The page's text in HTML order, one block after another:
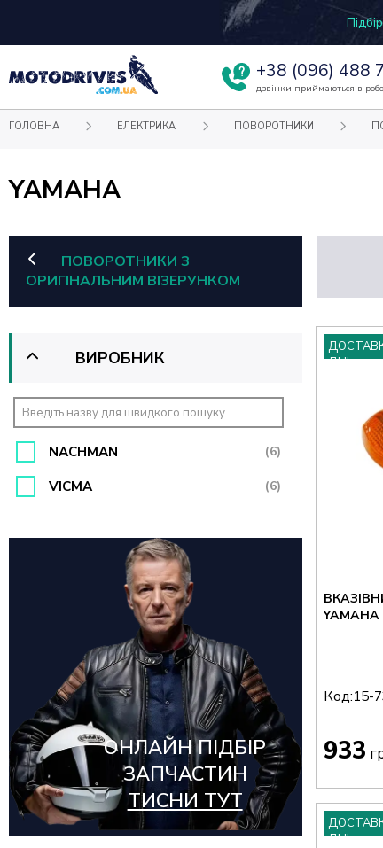
+38 (096) 488
дзвінки приймаються в
ГОЛОВНА ЕЛЕКТРИКА ПОВОРОТНИКИ
YAMAHA
ПОВОРОТНИКИ З
ОРИГІНАЛЬНИМ ВІЗЕРУНКОМ
ВИРОБНИК
NACHMAN (6)
VICMA (6)
ОНЛАЙН ПІДБІР
ЗАПЧАСТИН
ТИСНИ ТУТ
ДНІ
YAMAHA
Код:15-
933
ДНІ